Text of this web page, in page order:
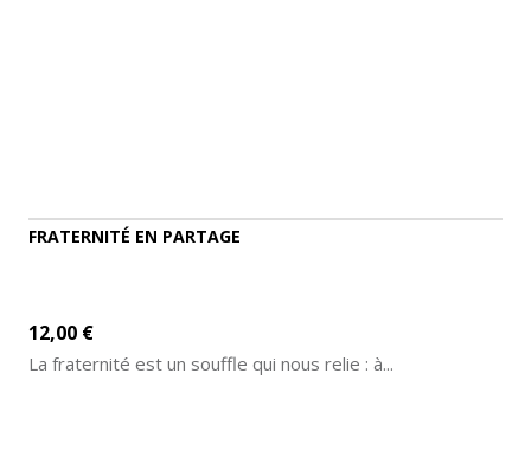
FRATERNITÉ EN PARTAGE
12,00 €
La fraternité est un souffle qui nous relie : à...